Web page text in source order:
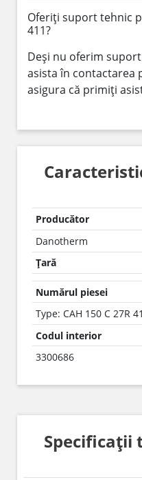
Oferiți suport tehnic
411?
Deși nu oferim
asista în contactarea
asigura că primiți
Producător
Danotherm
Țară
Numărul piesei
Type: CAH 150 C 27R
Codul interior
3300686
Specificații